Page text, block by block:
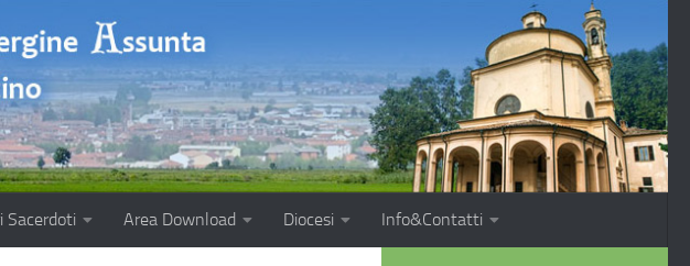
Sacerdoti Area Download Diocesi Info&Contatti